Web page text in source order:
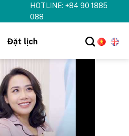
HOTLINE: +84 90 1885
088
Đặt lịch